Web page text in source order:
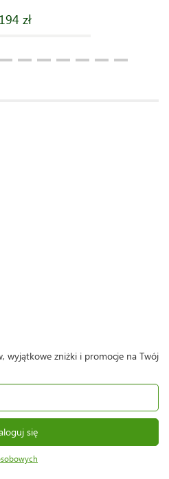
194 zł
wyjątkowe zniżki i promocje na Twój
się